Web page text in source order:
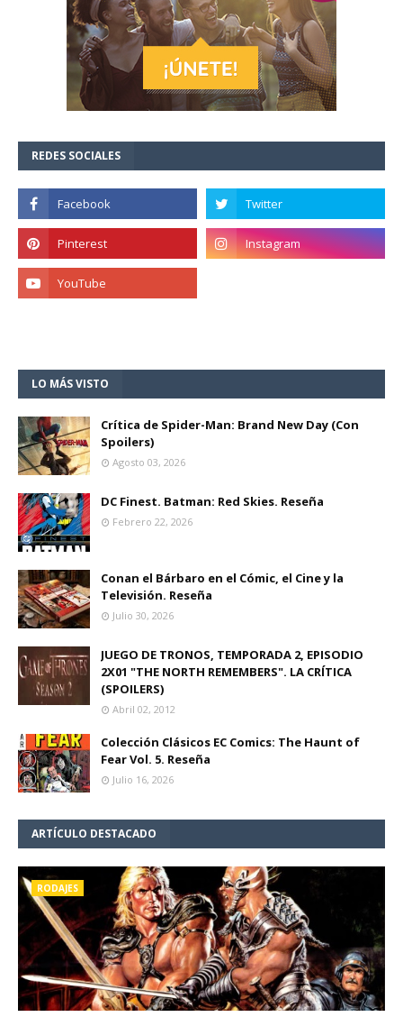
REDES SOCIALES
LO MÁS VISTO
Crítica de Spider-Man: Brand New Day (Con
Spoilers)
Agosto 03, 2026
DC Finest. Batman: Red Skies. Reseña
Febrero 22, 2026
Conan el Bárbaro en el Cómic, el Cine y la
Televisión. Reseña
Julio 30, 2026
JUEGO DE TRONOS, TEMPORADA 2, EPISODIO
2X01 "THE NORTH REMEMBERS". LA CRÍTICA
(SPOILERS)
Abril 02, 2012
Colección Clásicos EC Comics: The Haunt of
Fear Vol. 5. Reseña
Julio 16, 2026
ARTÍCULO DESTACADO
RODAJES